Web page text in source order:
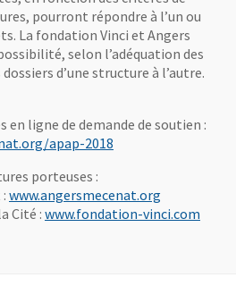
pourront répondre à l’un ou
La fondation Vinci et Angers
selon l’adéquation des
d’une structure à l’autre.
ligne de demande de soutien :
apap-2018
porteuses :
www.angersmecenat.org
Cité : www.fondation-vinci.com